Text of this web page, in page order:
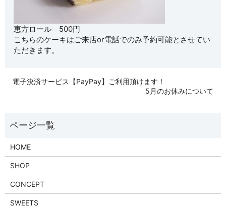
恵方ロール 500円
こちらのケーキはご来店or電話でのみ予約可能とさせてい
ただき ます。
電子決済サービス【PayPay】ご利用頂けます！
5月のお休みについて
HOME
SHOP
CONCEPT
SWEETS